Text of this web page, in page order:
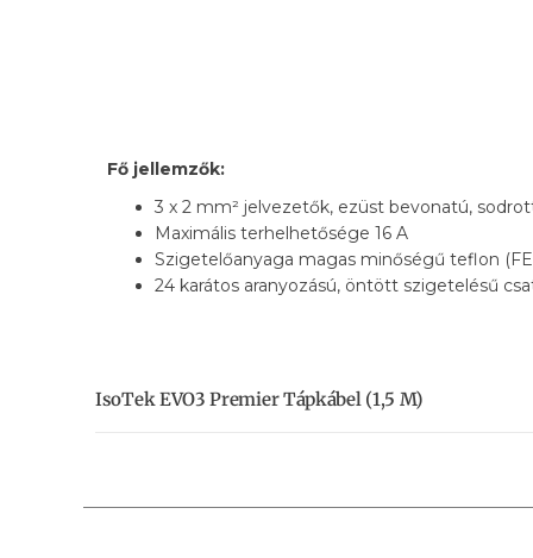
Fő jellemzők:
3 x 2 mm² jelvezetők, ezüst bevonatú,
Maximális terhelhetősége 16 A
Szigetelőanyaga magas minőségű teflon
24 karátos aranyozású, öntött szigetelésű
IsoTek EVO3 Premier Tápkábel (1,5 M)